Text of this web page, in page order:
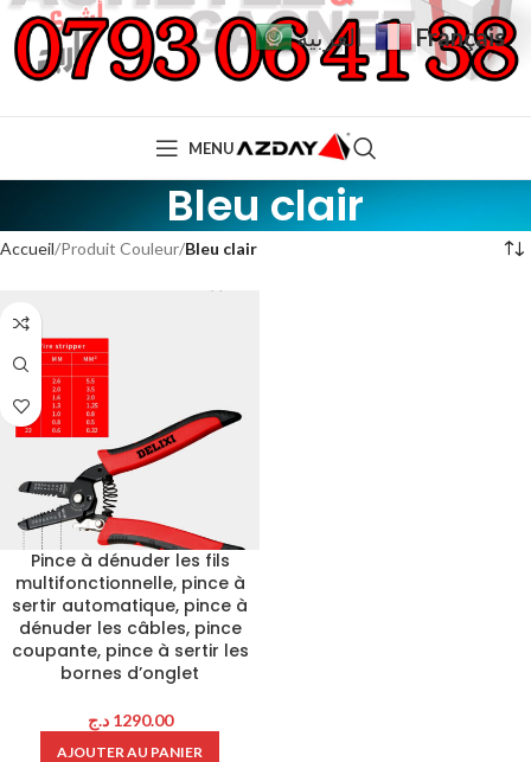
MENU
Bleu clair
Accueil Produit Couleur Bleu clair
Pince à dénuder les fils
multifonctionnelle, pince à
sertir automatique, pince à
dénuder les câbles, pince
coupante, pince à sertir les
bornes d’onglet
1290.00 د.ج
AJOUTER AU PANIER
العربية Français